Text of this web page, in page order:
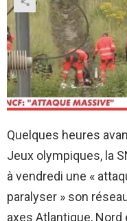
Quelques heures
Jeux olympiques, la
à vendredi une «
paralyser » son
axes Atlantique,